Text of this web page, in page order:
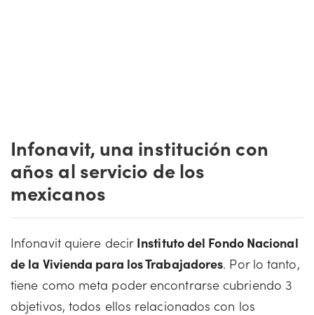
Infonavit, una institución con
años al servicio de los
mexicanos
Infonavit quiere decir Instituto del Fondo Nacional
de la Vivienda para los Trabajadores. Por lo tanto,
tiene como meta poder encontrarse cubriendo 3
objetivos, todos ellos relacionados con los